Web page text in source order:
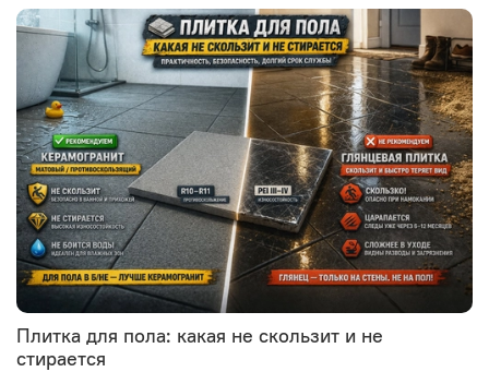
Плитка для пола: какая не скользит и не
стирается